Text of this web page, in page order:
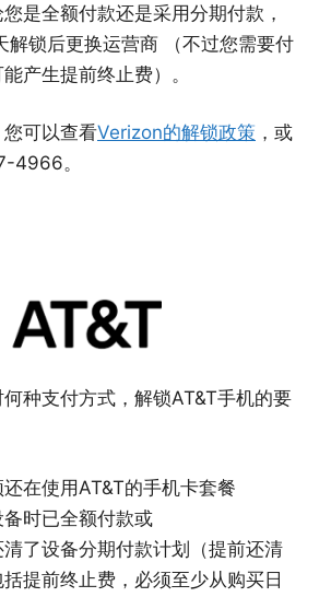
是全额付款还是采用分期付款，
解锁后更换运营商 （不过您需要付
产生提前终止费）。
可以查看Verizon的解锁政策 ，或
4966。
种支付方式，解锁AT&T手机的要
在使用AT&T的手机卡套餐
时已全额付款或
了设备分期付款计划（提前还清
提前终止费，必须至少从购买日